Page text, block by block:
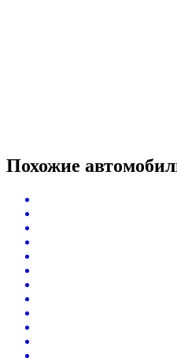
Похожие